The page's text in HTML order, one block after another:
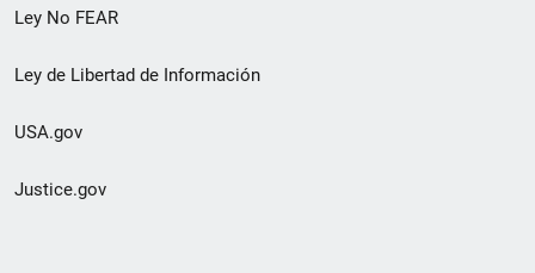
Ley No FEAR
Ley de Libertad de Información
USA.gov
Justice.gov